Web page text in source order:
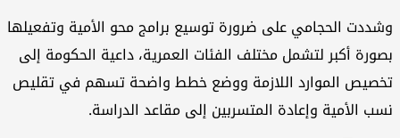
الحجامي على ضرورة توسيع برامج محو الأمية وتفعيلها
أكبر لتشمل مختلف الفئات العمرية، داعية الحكومة إلى
الموارد اللازمة ووضع خطط واضحة تسهم في تقليص
الأمية وإعادة المتسربين إلى مقاعد الدراسة.